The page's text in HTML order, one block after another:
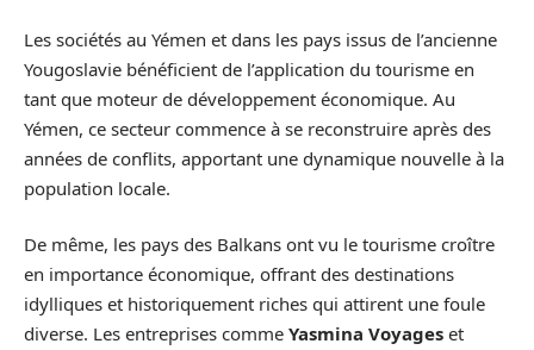
Les sociétés au Yémen et dans les pays issus de l’ancienne
Yougoslavie bénéficient de l’application du tourisme en
tant que moteur de développement économique. Au
Yémen, ce secteur commence à se reconstruire après des
années de conflits, apportant une dynamique nouvelle à la
population locale.
De même, les pays des Balkans ont vu le tourisme croître
en importance économique, offrant des destinations
idylliques et historiquement riches qui attirent une foule
diverse. Les entreprises comme Yasmina Voyages et